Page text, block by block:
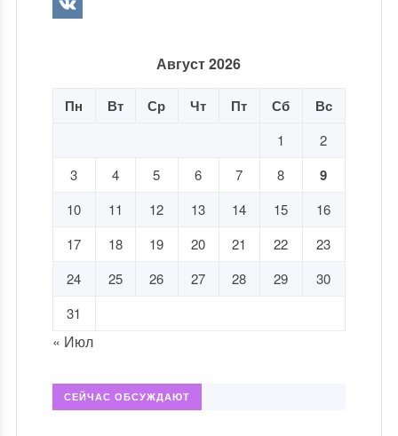
Август 2026
Пн Вт Ср Чт Пт Сб Вс
1
2
3
4 5 6 7 8 9
10 11 12 13 14 15
16
17
18 19 20 21 22
23
24
25 26 27 28 29
30
31
« Июл
СЕЙЧАС ОБСУЖДАЮТ